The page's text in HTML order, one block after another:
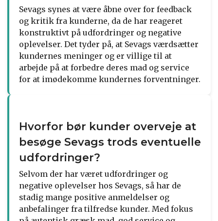
Sevags synes at være åbne over for feedback
og kritik fra kunderne, da de har reageret
konstruktivt på udfordringer og negative
oplevelser. Det tyder på, at Sevags værdsætter
kundernes meninger og er villige til at
arbejde på at forbedre deres mad og service
for at imødekomme kundernes forventninger.
Hvorfor bør kunder overveje at
besøge Sevags trods eventuelle
udfordringer?
Selvom der har været udfordringer og
negative oplevelser hos Sevags, så har de
stadig mange positive anmeldelser og
anbefalinger fra tilfredse kunder. Med fokus